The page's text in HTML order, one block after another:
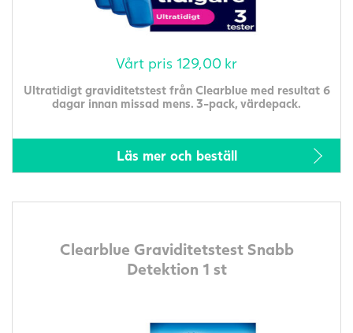
Vårt pris 129,00 kr
Ultratidigt graviditetstest från Clearblue med resultat 6
dagar innan missad mens. 3-pack, värdepack.
Läs mer och beställ
Clearblue Graviditetstest Snabb
Detektion 1 st